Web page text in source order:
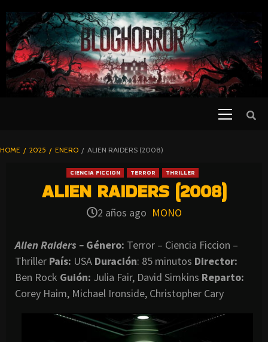
TO
CONTENT
BLOGHORROR
HOME 2025 ENERO ALIEN RAIDERS (2008)
CIENCIA FICCION TERROR THRILLER
ALIEN RAIDERS (2008)
2 años ago MONO
Alien Raiders – Género: Terror – Ciencia Ficcion –
Thriller País: USA Duración: 85 minutos Director:
Ben Rock Guión: Julia Fair, David Simkins Reparto:
Corey Haim, Michael Ironside, Christopher Cary